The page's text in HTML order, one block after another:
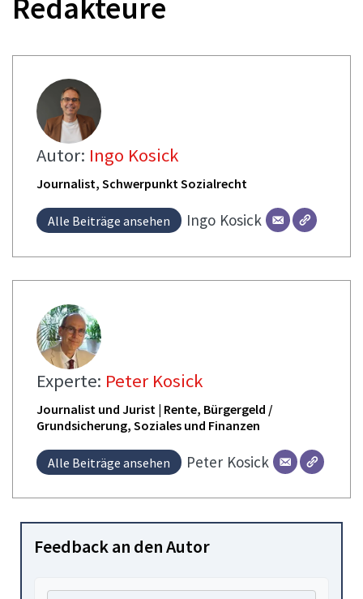
Autor: Ingo Kosick
Journalist, Schwerpunkt Sozialrecht
Alle Beiträge ansehen Ingo Kosick
Experte: Peter Kosick
Journalist und Jurist | Rente, Bürgergeld /
Grundsicherung, Soziales und Finanzen
Alle Beiträge ansehen Peter Kosick
Feedback an den Autor